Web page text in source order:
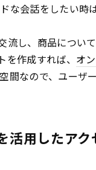
な会話をしたい時
流し、商品につい
作成すれば、 オ
間なので、ユーザ
用したアク